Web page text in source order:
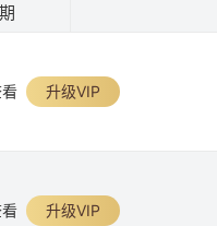
期
升级VIP
升级VIP